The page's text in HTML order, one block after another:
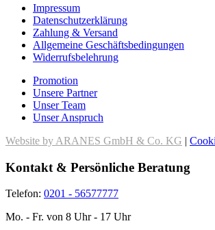
Impressum
Datenschutzerklärung
Zahlung & Versand
Allgemeine Geschäftsbedingungen
Widerrufsbelehrung
Promotion
Unsere Partner
Unser Team
Unser Anspruch
Website by ARANES GmbH & Co. KG |
Kontakt & Persönliche Beratung
Telefon: 0201 - 56577777
Mo. - Fr. von 8 Uhr - 17 Uhr